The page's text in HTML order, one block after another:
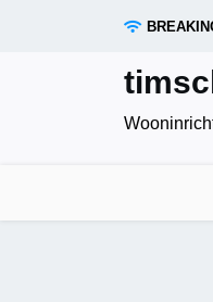
gordijnen meten: zo